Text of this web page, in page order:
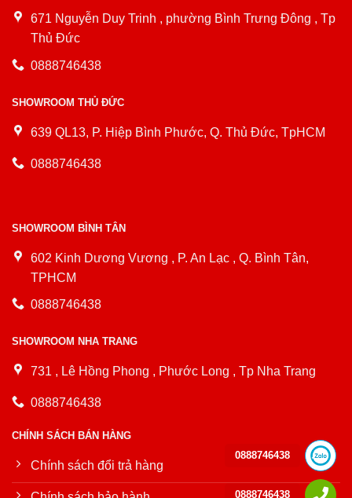
671 Nguyễn Duy Trinh , phường Bình Trưng Đông , Tp
Thủ Đức
0888746438
SHOWROOM THỦ ĐỨC
639 QL13, P. Hiệp Bình Phước, Q. Thủ Đức, TpHCM
0888746438
SHOWROOM BÌNH TÂN
602 Kinh Dương Vương , P. An Lạc , Q. Bình Tân,
TPHCM
0888746438
SHOWROOM NHA TRANG
731 , Lê Hồng Phong , Phước Long , Tp Nha Trang
0888746438
CHÍNH SÁCH BÁN HÀNG
Chính sách đổi trả hàng
0888746438
0888746438